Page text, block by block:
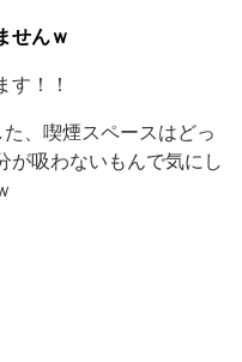
せんｗ
！！
、喫煙スペースはどっ
が吸わないもんで気にし